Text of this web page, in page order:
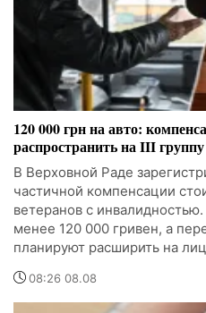
120 000 грн на авто:
распространить на III
В Верховной Раде
частичной компенсации
ветеранов с
менее 120 000 гривен, а
планируют расширить на
08:26 08.08